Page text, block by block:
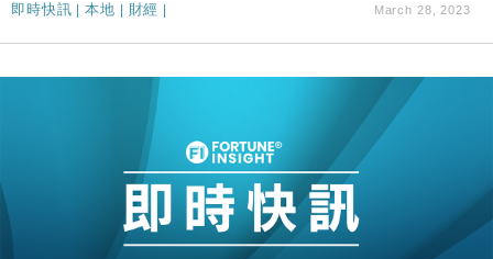
即時快訊 |本地 | 財經 | March 28, 2023